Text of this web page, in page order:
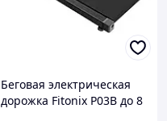
Беговая электрическая
дорожка Fitonix P03B до 8